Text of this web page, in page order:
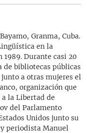
Granma, Cuba.
en la
Durante casi 20
de bibliotecas públicas
a otras mujeres el
organización que
la Libertad de
del Parlamento
Unidos junto su
periodista Manuel